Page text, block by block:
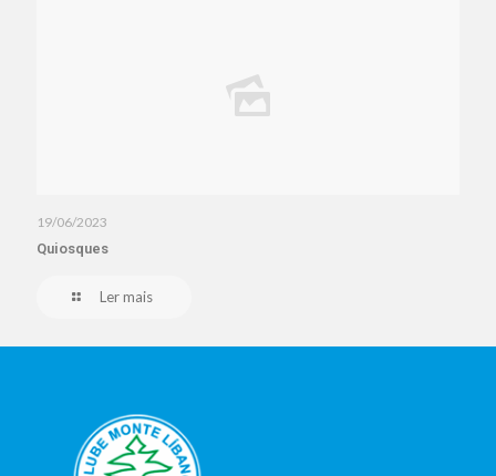
19/06/2023
Quiosques
Ler mais